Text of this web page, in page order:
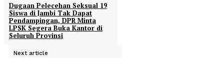
Dugaan Pelecehan Seksual 19
Siswa di Jambi Tak Dapat
Pendampingan, DPR Minta
LPSK Segera Buka Kantor di
Seluruh Provinsi
Next article